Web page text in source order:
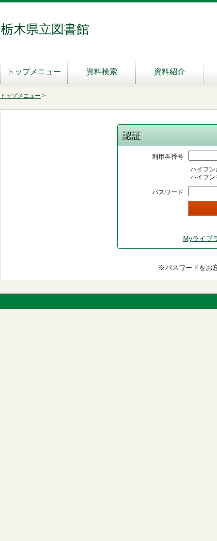
栃木県立図書館
トップメニュー 資料検索 資料紹介
トップメニュー >
認証
利用券番号
ハイフ
ハイフ
パスワード
Myライブ
※パスワードをお